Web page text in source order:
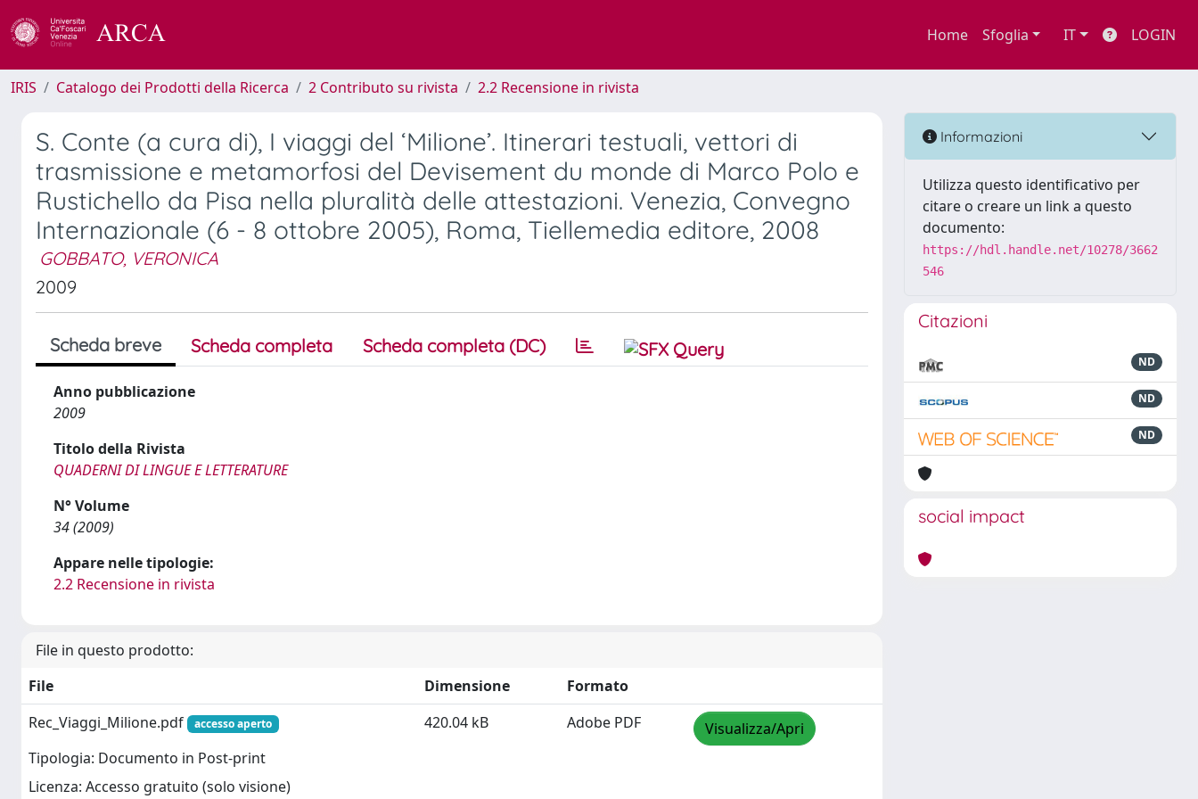
Home Sfoglia IT LOGIN
IRIS Catalogo dei Prodotti della Ricerca 2 Contributo su rivista 2.2 Recensione in rivista
S. Conte (a cura di), I viaggi del ‘Milione’. Itinerari testuali, vettori di
trasmissione e metamorfosi del Devisement du monde di Marco Polo e
Rustichello da Pisa nella pluralità delle attestazioni. Venezia, Convegno
Internazionale (6 - 8 ottobre 2005), Roma, Tiellemedia editore, 2008
GOBBATO, VERONICA
2009
Scheda breve Scheda completa Scheda completa (DC)
Anno pubblicazione
2009
Titolo della Rivista
QUADERNI DI LINGUE E LETTERATURE
N° Volume
34 (2009)
Appare nelle tipologie:
2.2 Recensione in rivista
File in questo prodotto:
File
Dimensione
Formato
Rec_Viaggi_Milione.pdf
accesso aperto
Tipologia: Documento in Post-print
Licenza: Accesso gratuito (solo visione)
420.04 kB Adobe PDF Visualizza/Apri
Informazioni
Utilizza questo identificativo per
citare o creare un link a questo
documento:
https://hdl.handle.net/10278/3662
546
Citazioni
ND
ND
ND
social impact